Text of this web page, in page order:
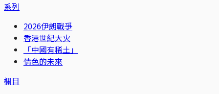
系列
2026伊朗戰爭
香港世紀大火
「中國有稀土」
情色的未來
欄目